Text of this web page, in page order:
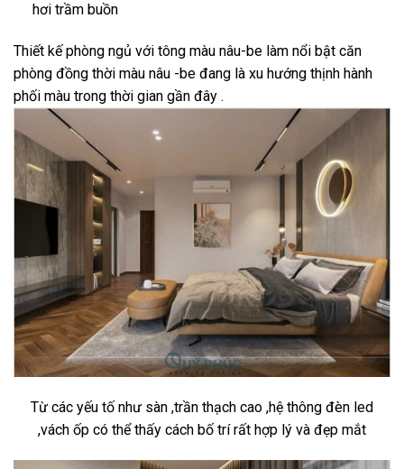
hơi trầm buồn
Thiết kế phòng ngủ với tông màu nâu-be làm nổi bật căn
phòng đồng thời màu nâu -be đang là xu hướng thịnh hành
phối màu trong thời gian gần đây .
Từ các yếu tố như sàn ,trần thạch cao ,hệ thông đèn led
,vách ốp có thể thấy cách bố trí rất hợp lý và đẹp mắt